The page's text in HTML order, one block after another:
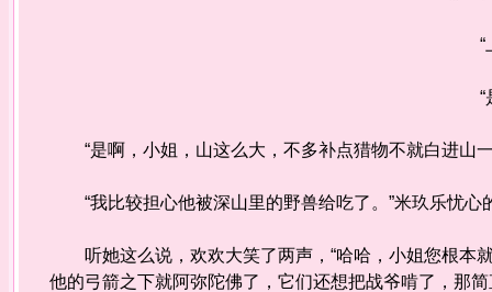
“上
“是
“是啊，小姐，山这么大，不多补点猎物不就白进山
“我比较担心他被深山里的野兽给吃了。”米玖乐忧心
听她这么说，欢欢大笑了两声，“哈哈，小姐您根本
他的弓箭之下就阿弥陀佛了，它们还想把战爷啃了，那简